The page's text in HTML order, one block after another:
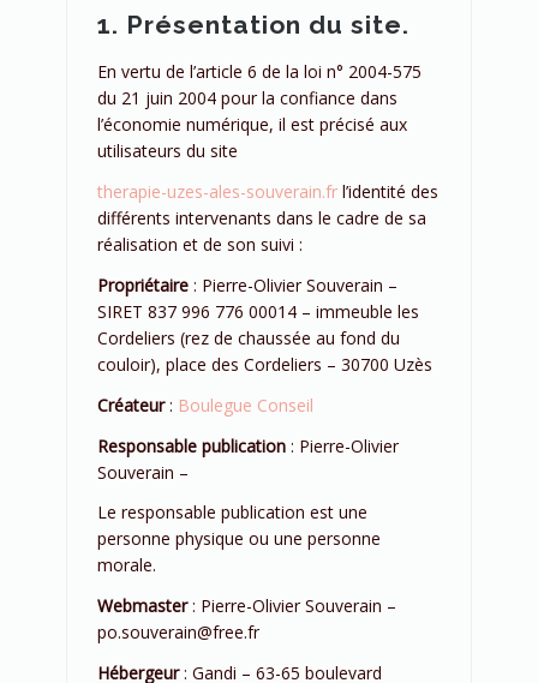
1. Présentation du site.
En vertu de l’article 6 de la loi n° 2004-575
du 21 juin 2004 pour la confiance dans
l’économie numérique, il est précisé aux
utilisateurs du site
therapie-uzes-ales-souverain.fr l’identité des
différents intervenants dans le cadre de sa
réalisation et de son suivi :
Propriétaire : Pierre-Olivier Souverain –
SIRET 837 996 776 00014 – immeuble les
Cordeliers (rez de chaussée au fond du
couloir), place des Cordeliers – 30700 Uzès
Créateur: Boulegue Conseil
Responsable publication : Pierre-Olivier
Souverain –
Le responsable publication est une
personne physique ou une personne
morale.
Webmaster: Pierre-Olivier Souverain –
po.souverain@free.fr
Hébergeur: Gandi – 63-65 boulevard